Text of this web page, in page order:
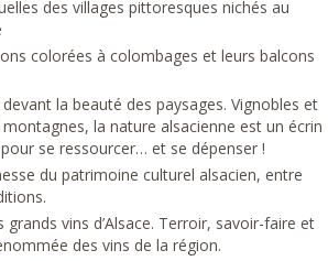
des villages pittoresques nichés au
colorées à colombages et leurs balcons
la beauté des paysages. Vignobles et
la nature alsacienne est un écrin
se ressourcer… et se dépenser !
du patrimoine culturel alsacien, entre
grands vins d’Alsace. Terroir, savoir-faire et
des vins de la région.